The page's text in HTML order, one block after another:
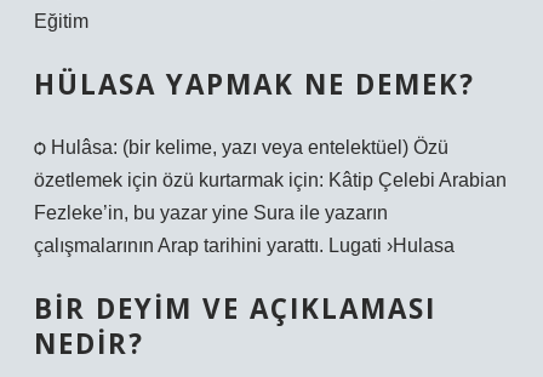
Eğitim
HÜLASA YAPMAK NE DEMEK?
ѻ Hulâsa: (bir kelime, yazı veya entelektüel) Özü
özetlemek için özü kurtarmak için: Kâtip Çelebi Arabian
Fezleke’in, bu yazar yine Sura ile yazarın
çalışmalarının Arap tarihini yarattı. Lugati ›Hulasa
BIR DEYIM VE AÇIKLAMASI
NEDIR?